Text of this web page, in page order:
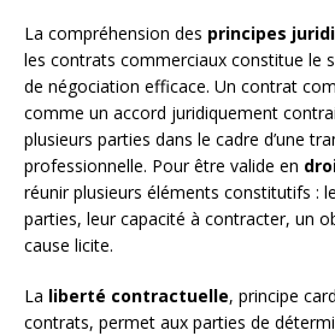
La compréhension des principes
les contrats commerciaux constitue le
de négociation efficace. Un contrat
comme un accord juridiquement
plusieurs parties dans le cadre d’une
professionnelle. Pour être valide en
réunir plusieurs éléments constitutifs :
parties, leur capacité à contracter, un
cause licite.
La liberté contractuelle, principe
contrats, permet aux parties de